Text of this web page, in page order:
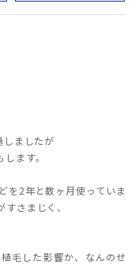
ましたが
ます。
を2年と数ヶ月使っていま
さまじく、
毛した影響か、なんのせ